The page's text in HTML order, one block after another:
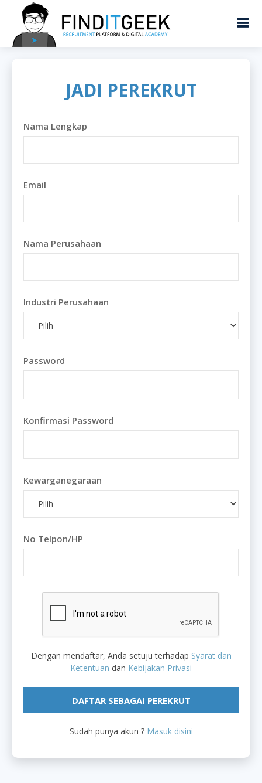
JADI PEREKRUT
Nama Lengkap
Email
Nama Perusahaan
Industri Perusahaan
Password
Konfirmasi Password
Kewarganegaraan
No Telpon/HP
Dengan mendaftar, Anda setuju terhadap Syarat dan
Ketentuan dan Kebijakan Privasi
Sudah punya akun ? Masuk disini